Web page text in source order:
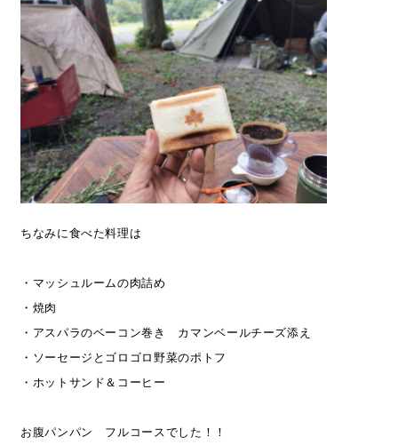
nattokuグループコーポレートサイト
nattoku住宅 10のこだわり
理想の暮らしを引き出すデザイン力
家具まで標準仕様の空間コーディネート
身体に優しい自然素材の家
徹底したコストダウンの追求
ちなみに食べた料理は
・マッシュルームの肉詰め
・焼肉
・アスパラのベーコン巻き　カマンベールチーズ添え
・ソーセージとゴロゴロ野菜のポトフ
・ホットサンド＆コーヒー
お腹パンパン　フルコースでした！！